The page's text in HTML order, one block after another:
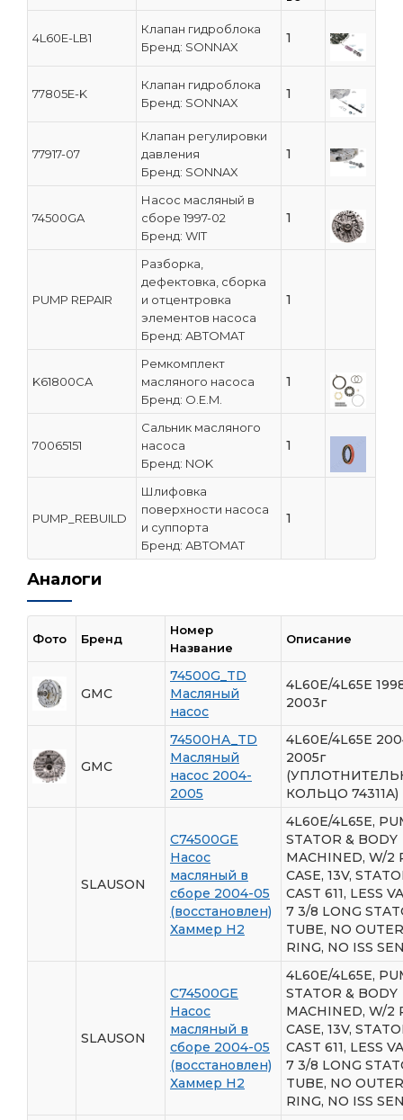
4L60E-LB1
Клапан гидроблока
Бренд: SONNAX
1
77805E-K
Клапан гидроблока
Бренд: SONNAX
1
77917-07
Клапан регулировки
давления
Бренд: SONNAX
1
74500GA
Насос масляный в
сборе 1997-02
Бренд: WIT
1
PUMP REPAIR
Разборка,
дефектовка, сборка
и отцентровка
элементов насоса
Бренд: ABTOMAT
1
K61800CA
Ремкомплект
масляного насоса
Бренд: O.E.M.
1
70065151
Сальник масляного
насоса
Бренд: NOK
1
PUMP_REBUILD
Шлифовка
поверхности насоса
и суппорта
Бренд: ABTOMAT
1
Аналоги
Фото Бренд
Номер
Название
Описание
GMC
74500G_TD
Масляный
насос
4L60E/4L65E
2003г
GMC
74500HA_TD
Масляный
насос 2004-
2005
4L60E/4L65E
2005г
КОЛЬЦО 74311A)
SLAUSON
C74500GE
Насос
масляный в
сборе 2004-05
(восстановлен)
Хаммер Н2
4L60E/4L65E,
STATOR & BODY
MACHINED, W/2
CASE, 13V,
CAST 611, LESS
7 3/8 LONG
TUBE, NO
RING, NO ISS
SLAUSON
C74500GE
Насос
масляный в
сборе 2004-05
(восстановлен)
Хаммер Н2
4L60E/4L65E,
STATOR & BODY
MACHINED, W/2
CASE, 13V,
CAST 611, LESS
7 3/8 LONG
TUBE, NO
RING, NO ISS